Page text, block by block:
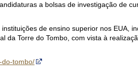
a bolsas de investigação de
de ensino superior nos EUA,
Torre do Tombo, com vista à
do-tombo/